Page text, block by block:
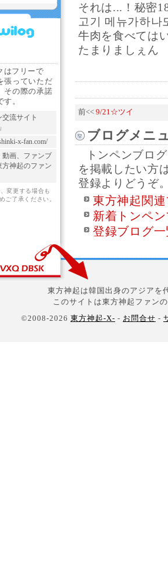
それは...！秘密
고기 메뉴
牛肉を食べては
たまりましぇん
前<< 9/21☆ツイ
ブログメニ
トンペンブロ
を掲載したい方
登録よりどうぞ
東方神起関
新着トンペ
登録ブログ
はフリーで
張っていただ
その際の承諾
。
流サイト
x-fan.com/
動画、ファンブ
方神起のファン
変更する場合も
ご了承ください。
東方神起は韓国出身のアジアを
このサイトは東方神起ファン
©2008-2026 東方神起-X- - お問合せ -